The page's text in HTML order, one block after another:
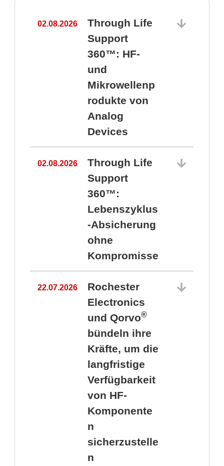
02.08.2026
Through Life
Support
360™: HF-
und
Mikrowellenp
rodukte von
Analog
Devices
02.08.2026
Through Life
Support
360™:
Lebenszyklus
-Absicherung
ohne
Kompromisse
22.07.2026
Rochester
Electronics
und Qorvo®
bündeln ihre
Kräfte, um die
langfristige
Verfügbarkeit
von HF-
Komponente
n
sicherzustelle
n